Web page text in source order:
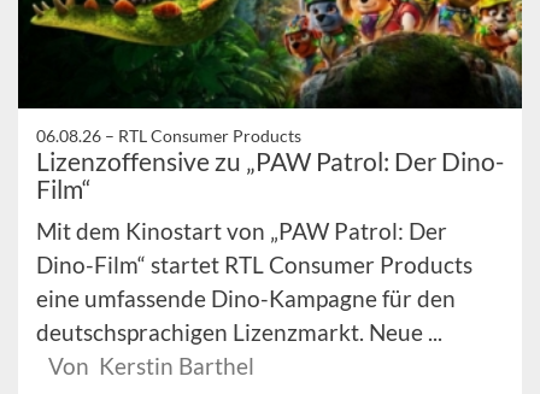
06.08.26 – RTL Consumer Products
Lizenzoffensive zu „PAW Patrol: Der Dino-
Film“
Mit dem Kinostart von „PAW Patrol: Der
Dino-Film“ startet RTL Consumer Products
eine umfassende Dino-Kampagne für den
deutschsprachigen Lizenzmarkt. Neue ...
Von Kerstin Barthel